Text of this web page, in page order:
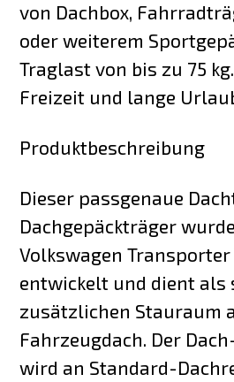
von Dachbox,
oder weiterem
Traglast von bis zu 75
Freizeit und lange
Produktbeschreibung
Dieser passgenaue
Dachgepäckträger
Volkswagen Transporter
entwickelt und dient als
zusätzlichen Stauraum
Fahrzeugdach. Der
wird an Standard-